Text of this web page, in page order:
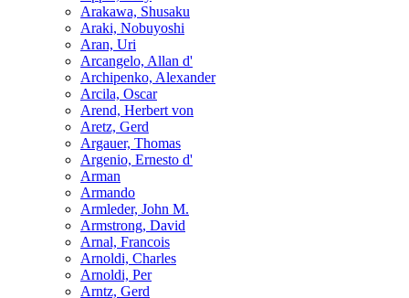
Arakawa, Shusaku
Araki, Nobuyoshi
Aran, Uri
Arcangelo, Allan d'
Archipenko, Alexander
Arcila, Oscar
Arend, Herbert von
Aretz, Gerd
Argauer, Thomas
Argenio, Ernesto d'
Arman
Armando
Armleder, John M.
Armstrong, David
Arnal, Francois
Arnoldi, Charles
Arnoldi, Per
Arntz, Gerd